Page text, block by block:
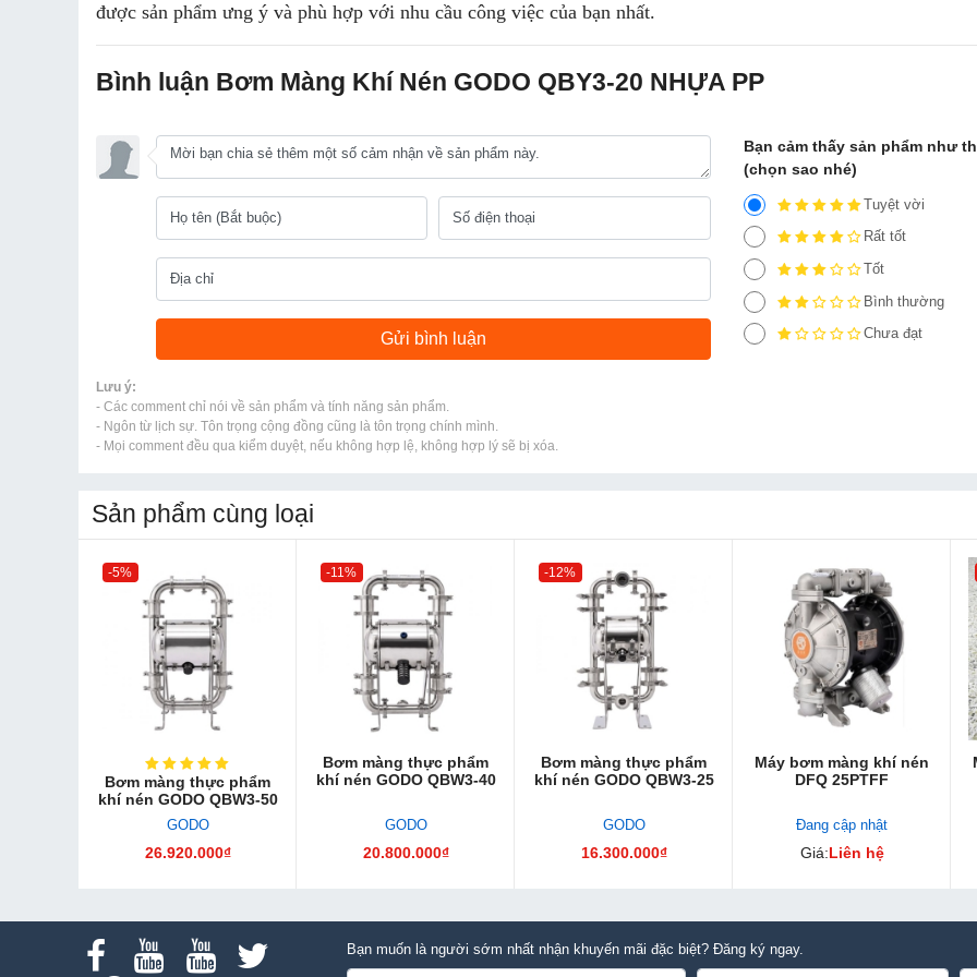
được sản phẩm ưng ý và phù hợp với nhu cầu công việc của bạn nhất.
Bình luận Bơm Màng Khí Nén GODO QBY3-20 NHỰA PP
Bạn cảm thấy sản phẩm như
(chọn sao nhé)
Tuyệt vời
Rất tốt
Tốt
Bình thường
Chưa đạt
Lưu ý:
- Các comment chỉ nói về sản phẩm và tính năng sản phẩm.
- Ngôn từ lịch sự. Tôn trọng cộng đồng cũng là tôn trọng chính mình.
- Mọi comment đều qua kiểm duyệt, nếu không hợp lệ, không hợp lý sẽ bị xóa.
Sản phẩm cùng loại
-5%
Bơm màng thực phẩm
khí nén GODO QBW3-50
GODO
26.920.000₫
-11%
Bơm màng thực phẩm
khí nén GODO QBW3-40
GODO
20.800.000₫
-12%
Bơm màng thực phẩm
khí nén GODO QBW3-25
GODO
16.300.000₫
Máy bơm màng khí nén
DFQ 25PTFF
Đang cập nhật
Giá:Liên hệ
Bạn muốn là người sớm nhất nhận khuyến mãi đặc biệt? Đăng ký ngay.